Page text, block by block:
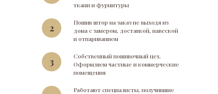
ткани и фурнитуры
Пошив штор на заказ не выходя из
дома с замером, доставкой, навеской
и отпариванием
2
Собственный пошивочный цех.
Оформляем частные и коммерческие
помещения
3
Работают специалисты, получившие